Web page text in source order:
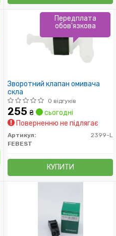
Зворотний клапан омивача
скла
0 відгуків
255 ₴
сьогодні
Поверненню не підлягає
Артикул:
2399-L
FEBEST
КУПИТИ
Передплата
обов'язкова